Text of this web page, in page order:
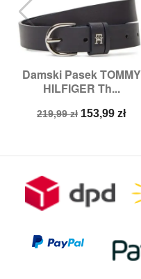
Damski Pasek TOMMY
HILFIGER Th...
Cena
219,99 zł Cena
153,99 zł